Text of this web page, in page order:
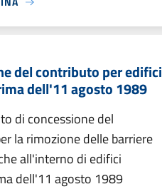
del contributo per edifici
dell'11 agosto 1989
di concessione del
la rimozione delle barriere
all'interno di edifici
dell'11 agosto 1989